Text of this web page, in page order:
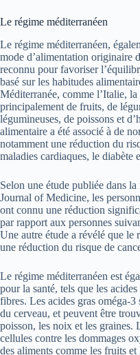
Le régime méditerranéen
Le régime méditerranéen,
mode d’alimentation originaire
reconnu pour favoriser
basé sur les habitudes
Méditerranée, comme l’Italie,
principalement de fruits, de
légumineuses, de poissons et
alimentaire a été associé à de
notamment une réduction du
maladies cardiaques, le diabète
Selon une étude publiée dans
Journal of Medicine, les
ont connu une réduction
par rapport aux personnes
Une autre étude a révélé que le
une réduction du risque de
Le régime méditerranéen est
pour la santé, tels que les
fibres. Les acides gras oméga-
du cerveau, et peuvent être
poisson, les noix et les graines.
cellules contre les dommages
des aliments comme les fruits